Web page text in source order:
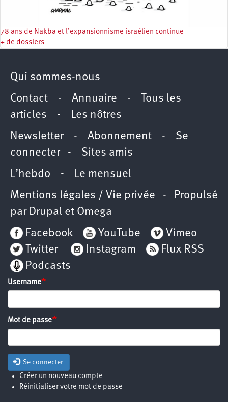
78 ans de Nakba et l’expansionnisme israélien continue
+ de dossiers
Qui sommes-nous
Contact - Annuaire -
Tous les
articles - Les nôtres
Newsletter- Abonnement - Se
connecter- Sites amis
L’hebdo - Le mensuel
Mentions légales / Vie privée - Propulsé
par Drupal et Omega
Facebook
YouTube
Vimeo
Twitter
Instagram
Flux RSS
Podcasts
Username
Mot de passe
Se connecter
Créer un nouveau compte
Réinitialiser votre mot de passe